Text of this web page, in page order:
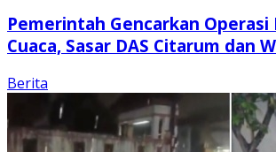
Pemerintah Gencarkan
Cuaca, Sasar DAS Citarum dan
Berita